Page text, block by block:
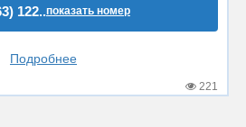
122..показать номер
Подробнее
221